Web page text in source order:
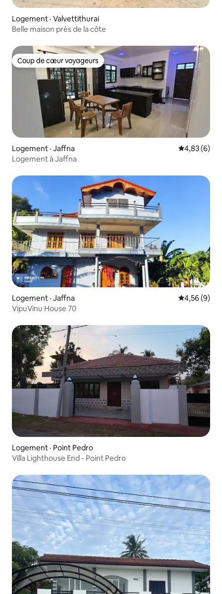
Logement · Valvettithurai
Belle maison près de la côte
Coup de cœur voyageurs
Coup de cœur voyageurs
Logement · Jaffna Note
4,83 (6)
Logement à Jaffna
Logement · Jaffna Note
4,56 (9)
VipuVinu House 70
Logement · Point Pedro
Villa Lighthouse End - Point Pedro